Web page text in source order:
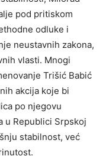
pod pritiskom
odluke i
neustavnih zakona,
vlasti. Mnogi
Trišić Babić
akcija koje bi
po njegovu
u Republici Srpskoj
stabilnost, već